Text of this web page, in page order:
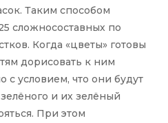
Таким способом
сложносоставных по
Когда «цветы» готовы
дорисовать к ним
с условием, что они будут
и их зелёный
При этом